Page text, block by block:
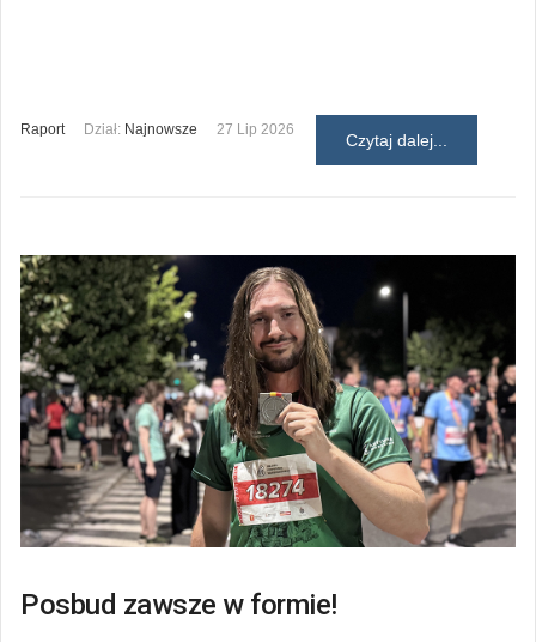
Raport Dział: Najnowsze 27 Lip 2026
Czytaj dalej...
Posbud zawsze w formie!